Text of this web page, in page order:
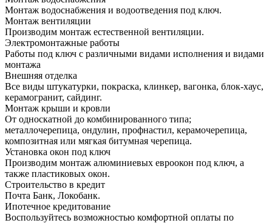
Монтаж водоснабжения и водоотведения под ключ.
Монтаж вентиляции
Производим монтаж естественной вентиляции.
Электромонтажные работы
Работы под ключ с различными видами исполнения и видами
монтажа
Внешняя отделка
Все виды штукатурки, покраска, клинкер, вагонка, блок-хаус,
керамогранит, сайдинг.
Монтаж крыши и кровли
От односкатной до комбинированного типа;
металлочерепица, ондулин, профнастил, керамочерепица,
композитная или мягкая битумная черепица.
Установка окон под ключ
Производим монтаж алюминиевых евроокон под ключ, а
также пластиковых окон.
Строительство в кредит
Почта Банк, Локобанк.
Ипотечное кредитование
Воспользуйтесь возможностью комфортной оплаты по